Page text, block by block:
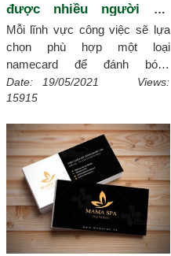
được nhiều người sử
dụng nhất
Mỗi lĩnh vực công việc sẽ lựa
chọn phù hợp một loại
namecard để đánh bóng
thương hiệu của mình, sau đây
Xmagic.vn sẽ tổng hợp các loại
bạn trẻ sử dụng thịnh hành hiện
nay.[Chi tiết]
Date: 19/05/2021 Views:
15915